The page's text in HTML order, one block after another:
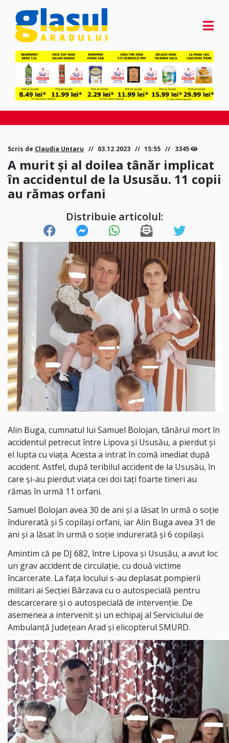
Scris de Claudia Untaru 03.12.2023 15:55 3345
A murit și al doilea tânăr implicat
în accidentul de la Ususău. 11 copii
au rămas orfani
Distribuie articolul:
Alin Buga, cumnatul lui Samuel Bolojan, tânărul mort în
accidentul petrecut între Lipova și Ususău, a pierdut și
el lupta cu viața. Acesta a intrat în comă imediat după
accident. Astfel, după teribilul accident de la Ususău, în
care și-au pierdut viața cei doi tați foarte tineri au
rămas în urmă 11 orfani.
Samuel Bolojan avea 30 de ani și a lăsat în urmă o soție
îndurerată și 5 copilași orfani, iar Alin Buga avea 31 de
ani și a lăsat în urmă o soție indurerată și 6 copilași.
Amintim că pe DJ 682, între Lipova și Ususău, a avut loc
un grav accident de circulație, cu două victime
încarcerate. La fața locului s-au deplasat pompierii
militari ai Secției Bârzava cu o autospecială pentru
descarcerare și o autospecială de intervenție. De
asemenea a intervenit și un echipaj al Serviciului de
Ambulanță Județean Arad și elicopterul SMURD.